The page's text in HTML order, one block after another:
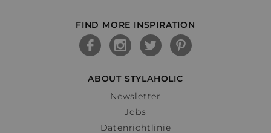
FIND MORE INSPIRATION
ABOUT STYLAHOLIC
Newsletter
Jobs
Datenrichtlinie